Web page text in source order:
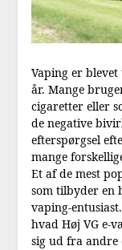
Vaping er
år. Mange
cigaretter eller
de negative
efterspørgsel
mange
Et af de mest
som tilbyder en
vaping-
hvad Høj VG e-
sig ud fra